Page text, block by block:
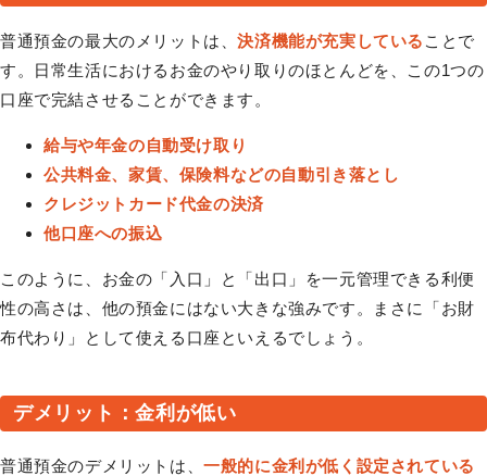
普通預金の最大のメリットは、決済機能が充実している ことで
す。日常生活におけるお金のやり取りのほとんどを、この1つの
口座で完結させることができます。
給与や年金の自動受け取り
公共料金、家賃、保険料などの自動引き落とし
クレジットカード代金の決済
他口座への振込
このように、お金の「入口」と「出口」を一元管理できる利便
性の高さは、他の預金にはない大きな強みです。まさに「お財
布代わり」として使える口座といえるでしょう。
デメリット：金利が低い
普通預金のデメリットは、一般的に金利が低く設定されている